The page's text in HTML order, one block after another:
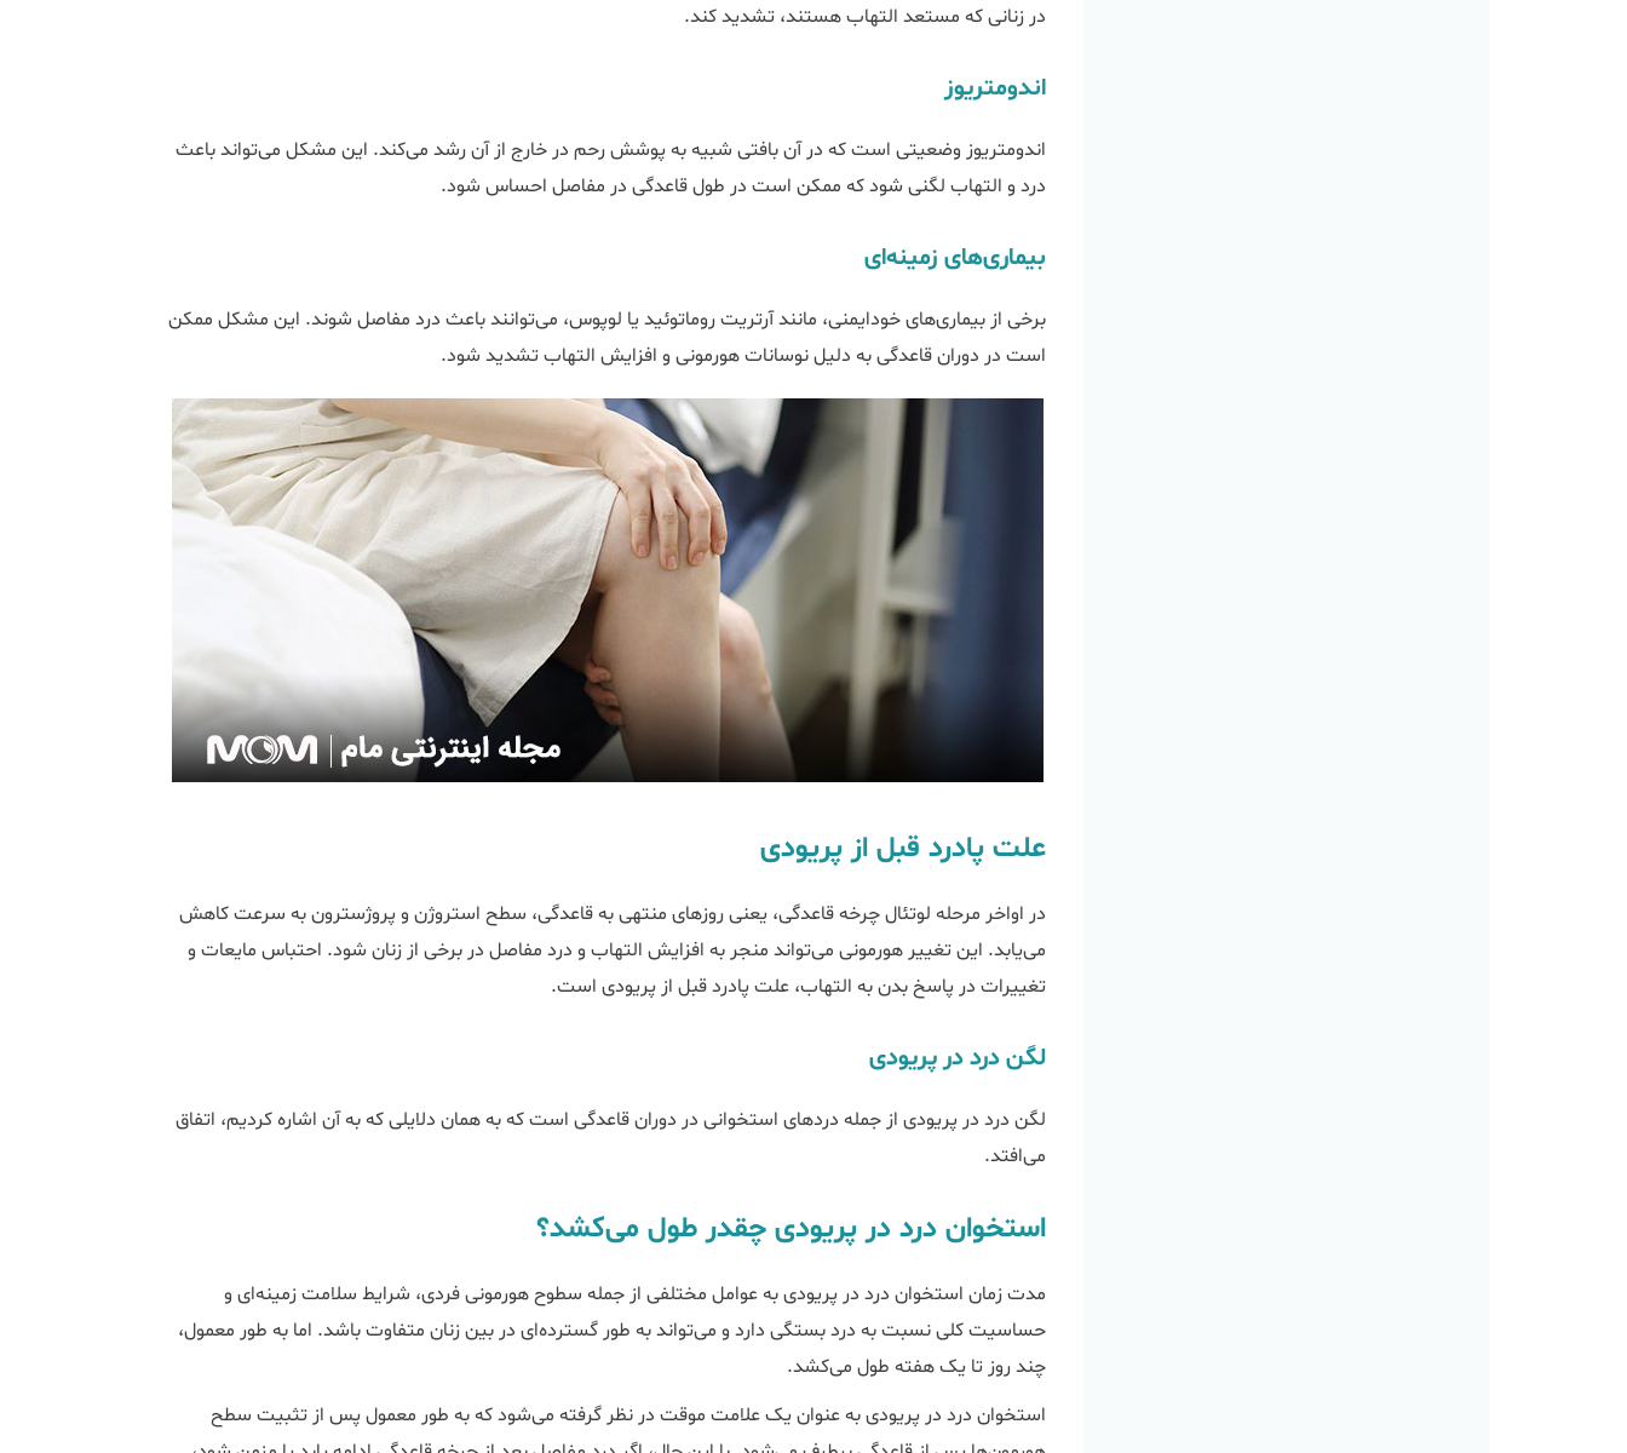
در زنانی که مستعد التهاب هستند، تشدید کند.
اندومتریوز
اندومتریوز وضعیتی است که در آن بافتی شبیه به پوشش رحم در خارج از آن رشد می‌کند. این مشکل می‌تواند باعث
درد و التهاب لگنی شود که ممکن است در طول قاعدگی در مفاصل احساس شود.
بیماری‌های زمینه‌ای
برخی از بیماری‌های خودایمنی، مانند آرتریت روماتوئید یا لوپوس، می‌توانند باعث درد مفاصل شوند. این مشکل ممکن
است در دوران قاعدگی به دلیل نوسانات هورمونی و افزایش التهاب تشدید شود.
علت پادرد قبل از پریودی
در اواخر مرحله لوتئال چرخه قاعدگی، یعنی روزهای منتهی به قاعدگی، سطح استروژن و پروژسترون به سرعت کاهش
می‌یابد. این تغییر هورمونی می‌تواند منجر به افزایش التهاب و درد مفاصل در برخی از زنان شود. احتباس مایعات و
تغییرات در پاسخ بدن به التهاب، علت پادرد قبل از پریودی است.
لگن درد در پریودی
لگن درد در پریودی از جمله درد‌های استخوانی در دوران قاعدگی است که به همان دلایلی که به آن اشاره کردیم، اتفاق
می‌افتد.
استخوان درد در پریودی چقدر طول می‌کشد؟
مدت زمان استخوان درد در پریودی به عوامل مختلفی از جمله سطوح هورمونی فردی، شرایط سلامت زمینه‌ای و
حساسیت کلی نسبت به درد بستگی دارد و می‌تواند به طور گسترده‌ای در بین زنان متفاوت باشد. اما به طور معمول،
چند روز تا یک هفته طول می‌کشد.
استخوان درد در پریودی به عنوان یک علامت موقت در نظر گرفته می‌شود که به طور معمول پس از تثبیت سطح